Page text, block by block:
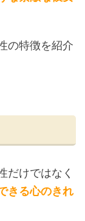
の特徴を紹介
だけではなく
きる心のきれ